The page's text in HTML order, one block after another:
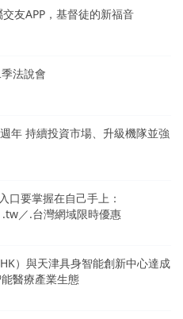
友APP，基督徒的新福音
法說會
年 持續投資市場、升級機隊並強
口要掌握在自己手上：
／.台灣網域限時優惠
）與天津具身智能創新中心達成
醫療產業生態